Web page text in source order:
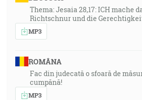
Thema: Jesaia 28,17: ICH mache
Richtschnur und die
MP3
ROMÂNA
Fac din judecată o sfoară de
cumpănă!
MP3